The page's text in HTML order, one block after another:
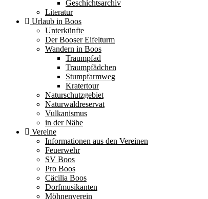
Geschichtsarchiv
Literatur
Urlaub in Boos
Unterkünfte
Der Booser Eifelturm
Wandern in Boos
Traumpfad
Traumpfädchen
Stumpfarmweg
Kratertour
Naturschutzgebiet
Naturwaldreservat
Vulkanismus
in der Nähe
Vereine
Informationen aus den Vereinen
Feuerwehr
SV Boos
Pro Boos
Cäcilia Boos
Dorfmusikanten
Möhnenverein